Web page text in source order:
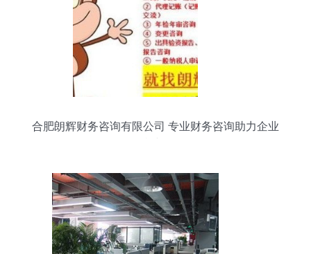
合肥朗辉财务咨询有限公司 专业财务咨询助力企业